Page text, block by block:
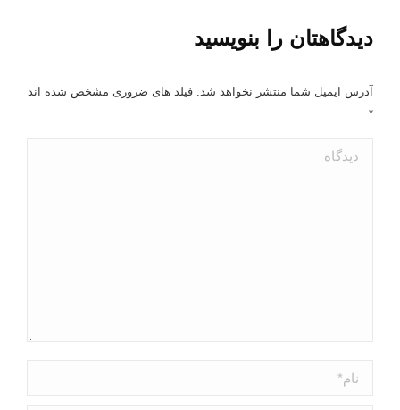
دیدگاهتان را بنویسید
آدرس ایمیل شما منتشر نخواهد شد. فیلد های ضروری مشخص شده اند
*
دیدگاه
نام *